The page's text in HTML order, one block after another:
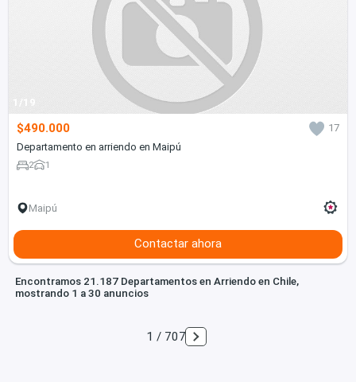
1/19
$490.000
17
Departamento en arriendo en Maipú
2 1
Maipú
Contactar ahora
Encontramos 21.187 Departamentos en Arriendo en Chile,
mostrando 1 a 30 anuncios
1 / 707